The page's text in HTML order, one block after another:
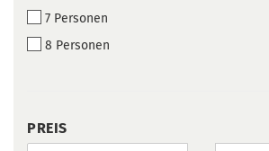
7 Personen
8 Personen
PREIS
PREIS